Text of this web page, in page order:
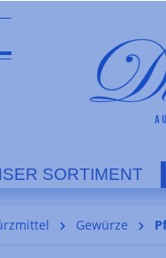
SORTIMENT
Gewürze